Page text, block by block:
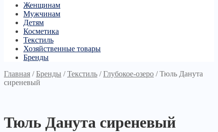
Женщинам
Мужчинам
Детям
Косметика
Текстиль
Хозяйственные товары
Бренды
Главная /Бренды /Текстиль /Глубокое-озеро /Тюль Данута
сиреневый
Тюль Данута сиреневый